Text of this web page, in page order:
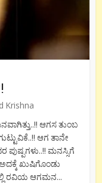
Krishna
ಆಗಸ ತುಂಬ
ಆಗ ತಾನೇ
ಪುಷ್ಪಗಳು..!! ಮನಸ್ಸಿಗೆ
ಖುಷಿಗೊಂಡು
ರವಿಯ ಆಗಮನ...